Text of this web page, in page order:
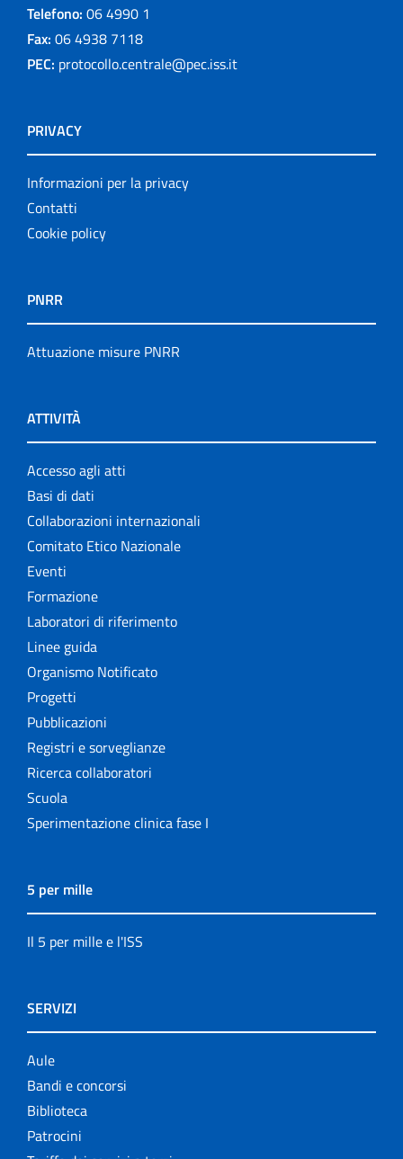
Telefono: 06 4990 1
Fax: 06 4938 7118
PEC: protocollo.centrale@pec.iss.it
PRIVACY
Informazioni per la privacy
Contatti
Cookie policy
PNRR
Attuazione misure PNRR
ATTIVITÀ
Accesso agli atti
Basi di dati
Collaborazioni internazionali
Comitato Etico Nazionale
Eventi
Formazione
Laboratori di riferimento
Linee guida
Organismo Notificato
Progetti
Pubblicazioni
Registri e sorveglianze
Ricerca collaboratori
Scuola
Sperimentazione clinica fase I
5 per mille
Il 5 per mille e l'ISS
SERVIZI
Aule
Bandi e concorsi
Biblioteca
Patrocini